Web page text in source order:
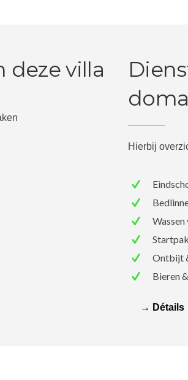
deze villa
Hierbij
Wassen
Ontbijt
Bieren
→ Détails